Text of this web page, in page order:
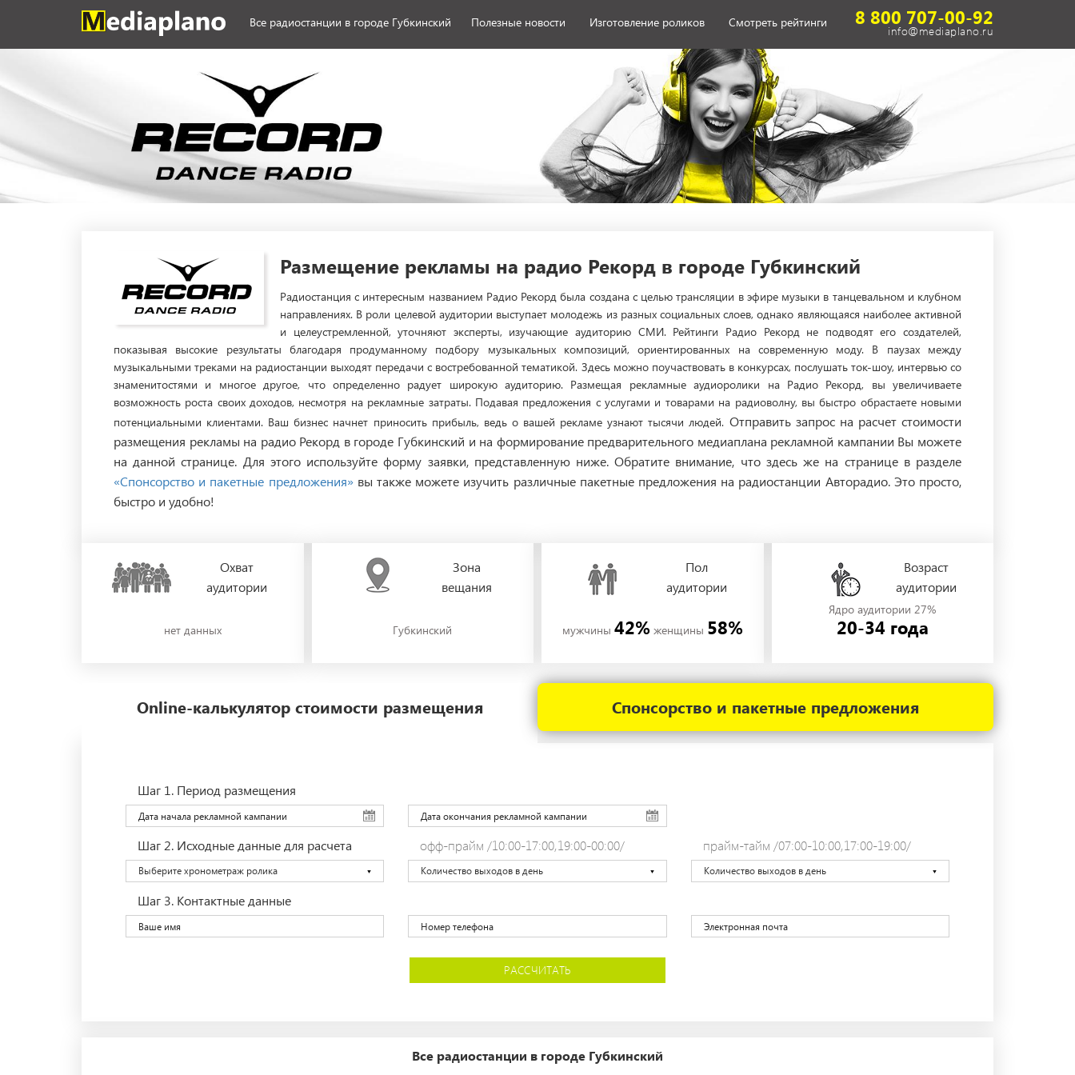
Все радиостанции в городе Губкинский Полезные новости Изготовление роликов Смотреть рейтинги 8 800 707-00-92
info@mediaplano.ru
Размещение рекламы на радио Рекорд в городе Губкинский
Радиостанция с интересным названием Радио Рекорд была создана с целью трансляции в эфире музыки в танцевальном и клубном
направлениях. В роли целевой аудитории выступает молодежь из разных социальных слоев, однако являющаяся наиболее активной
и целеустремленной, уточняют эксперты, изучающие аудиторию СМИ. Рейтинги Радио Рекорд не подводят его создателей,
показывая высокие результаты благодаря продуманному подбору музыкальных композиций, ориентированных на современную моду. В паузах между
музыкальными треками на радиостанции выходят передачи с востребованной тематикой. Здесь можно поучаствовать в конкурсах, послушать ток-шоу, интервью со
знаменитостями и многое другое, что определенно радует широкую аудиторию. Размещая рекламные аудиоролики на Радио Рекорд, вы увеличиваете
возможность роста своих доходов, несмотря на рекламные затраты. Подавая предложения с услугами и товарами на радиоволну, вы быстро обрастаете новыми
потенциальными клиентами. Ваш бизнес начнет приносить прибыль, ведь о вашей рекламе узнают тысячи людей. Отправить запрос на расчет стоимости
размещения рекламы на радио Рекорд в городе Губкинский и на формирование предварительного медиаплана рекламной кампании Вы можете
на данной странице. Для этого используйте форму заявки, представленную ниже. Обратите внимание, что здесь же на странице в разделе
«Спонсорство и пакетные предложения»вы также можете изучить различные пакетные предложения на радиостанции Авторадио. Это просто,
быстро и удобно!
Охват
аудитории
нет данных
Зона
вещания
Губкинский
Пол
аудитории
мужчины 42% женщины 58%
Возраст
аудитории
Ядро аудитории 27%
20-34 года
Online-калькулятор стоимости размещения Спонсорство и пакетные предложения
Шаг 1. Период размещения
Шаг 2. Исходные данные для расчета
Выберите хронометраж ролика
офф-прайм /10:00-17:00,19:00-00:00/
Количество выходов в день
прайм-тайм /07:00-10:00,17:00-19:00/
Количество выходов в день
Шаг 3. Контактные данные
РАССЧИТАТЬ
Все радиостанции в городе Губкинский